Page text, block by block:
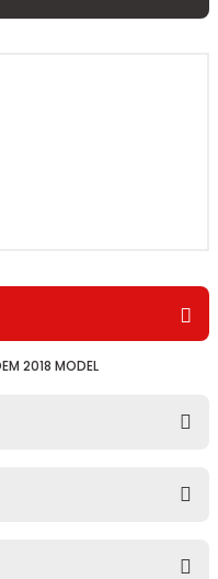
2018 MODEL